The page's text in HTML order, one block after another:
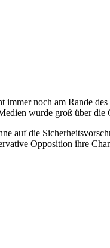
noch am Rande
wurde groß über die
auf die
Opposition ihre